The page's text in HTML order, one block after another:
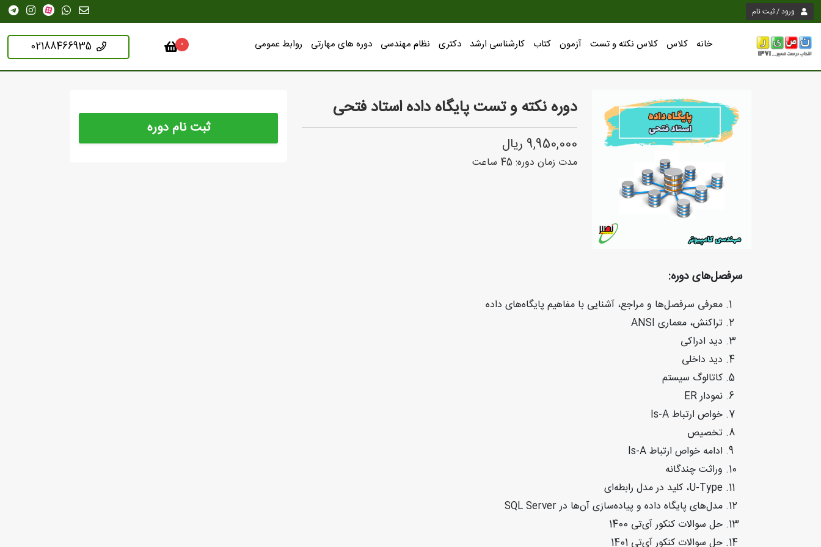
ورود / ثبت نام
خانه کلاس کلاس نکته و تست آزمون کتاب کارشناسی ارشد دکتری نظام مهندسی دوره های مهارتی روابط عمومی 0
02188466935
دوره نکته و تست پایگاه داده استاد فتحی
9,950,000 ریال
مدت زمان دوره: 45 ساعت
ثبت نام دوره
سرفصل‌های دوره:
معرفی سرفصل‌ها و مراجع، آشنایی با مفاهیم پایگاه‌های داده
تراکنش، معماری ANSI
دید ادراکی
دید داخلی
کاتالوگ سیستم
نمودار ER
خواص ارتباط Is-A
تخصیص
ادامه خواص ارتباط Is-A
وراثت چندگانه
U-Type، کلید در مدل رابطه‌ای
مدل‌های پایگاه داده و پیاده‌سازی آن‌ها در SQL Server
حل سوالات کنکور آی‌تی 1400
حل سوالات کنکور آی‌تی 1401